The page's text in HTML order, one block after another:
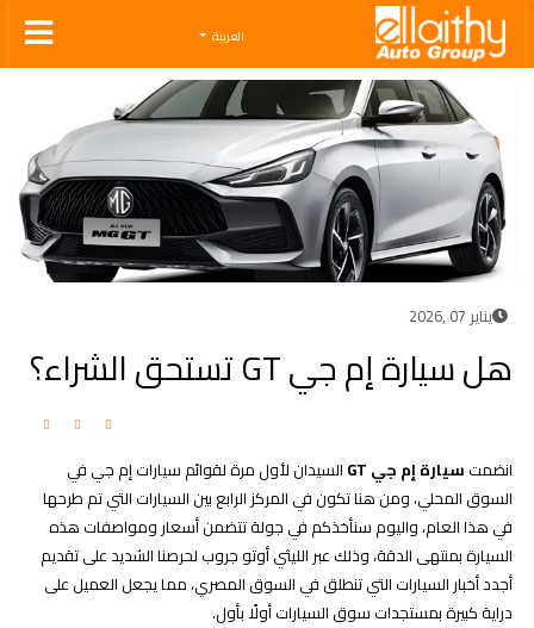
Ellaithy Auto Group
العربية
يناير 07 ,2026
هل سيارة إم جي GT تستحق الشراء؟
انضمت سيارة إم جي GT
السيدان لأول مرة لقوائم سيارات إم جي في
السوق المحلي، ومن هنا تكون في المركز الرابع بين السيارات التي تم طرحها
في هذا العام، واليوم سنأخذكم في جولة تتضمن أسعار ومواصفات هذه
السيارة بمنتهى الدقة، وذلك عبر الليثي أوتو جروب لحرصنا الشديد على تقديم
أجدد أخبار السيارات التي تنطلق في السوق المصري، مما يجعل العميل على
دراية كبيرة بمستجدات سوق السيارات أولًا بأول.